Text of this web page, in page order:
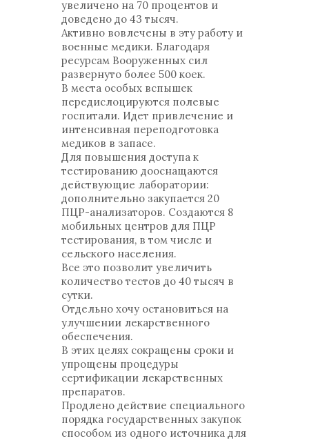
увеличено на 70 процентов и
доведено до 43 тысяч.
Активно вовлечены в эту работу и
военные медики. Благодаря
ресурсам Вооруженных сил
развернуто более 500 коек.
В места особых вспышек
передислоцируются полевые
госпитали. Идет привлечение и
интенсивная переподготовка
медиков в запасе.
Для повышения доступа к
тестированию дооснащаются
действующие лаборатории:
дополнительно закупается 20
ПЦР-анализаторов. Создаются 8
мобильных центров для ПЦР
тестирования, в том числе и
сельского населения.
Все это позволит увеличить
количество тестов до 40 тысяч в
сутки.
Отдельно хочу остановиться на
улучшении лекарственного
обеспечения.
В этих целях сокращены сроки и
упрощены процедуры
сертификации лекарственных
препаратов.
Продлено действие специального
порядка государственных закупок
способом из одного источника для